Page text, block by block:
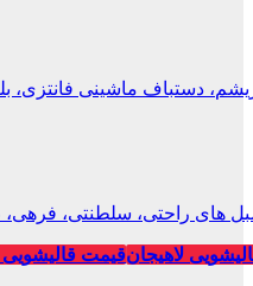
دستباف ماشینی فانتزی،
های راحتی، سلطنتی،
لاهیجانقیمت